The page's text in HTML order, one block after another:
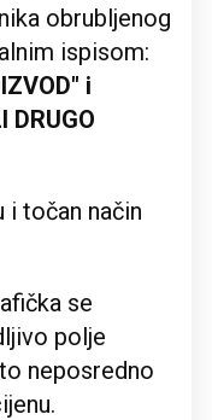
obrubljenog
ispisom:
i
DRUGO
i točan način
se
polje
neposredno